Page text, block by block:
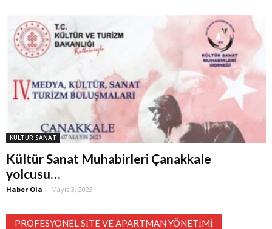
KÜLTÜR SANAT
Kültür Sanat Muhabirleri Çanakkale
yolcusu…
Haber Ola - Mayıs 3, 2023
PROFESYONEL SITE VE APARTMAN YÖNETIMI